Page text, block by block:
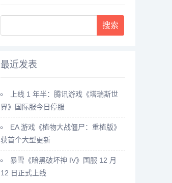
最近发表
上线 1 年半：腾讯游戏《塔瑞斯世
界》国际服今日停服
EA 游戏《植物大战僵尸：重植版》
获首个大型更新
暴雪《暗黑破坏神 IV》国服 12 月
12 日正式上线